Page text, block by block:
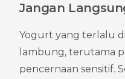
Jangan
Yogurt yang terlalu
lambung, terutama
pencernaan sensitif.